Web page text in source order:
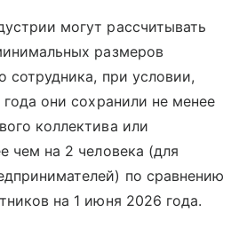
могут рассчитывать
размеров
сотрудника, при условии,
они сохранили не менее
коллектива или
чем на 2 человека (для
по сравнению
на 1 июня 2026 года.